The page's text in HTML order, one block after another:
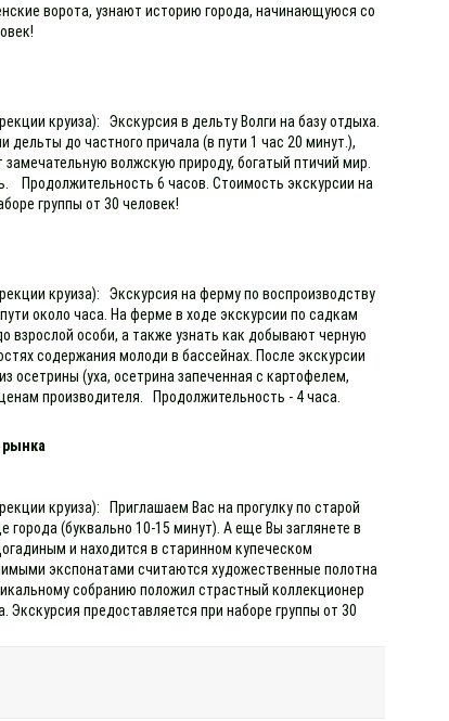
ворота, узнают историю города, начинающуюся со
круиза): Экскурсия в дельту Волги на базу отдыха.
до частного причала (в пути 1 час 20 минут.),
волжскую природу, богатый птичий мир.
Продолжительность 6 часов. Стоимость экскурсии на
группы от 30 человек!
круиза): Экскурсия на ферму по воспроизводству
около часа. На ферме в ходе экскурсии по садкам
взрослой особи, а также узнать как добывают черную
содержания молоди в бассейнах. После экскурсии
осетрины (уха, осетрина запеченная с картофелем,
производителя. Продолжительность - 4 часа.
рынка
круиза): Приглашаем Вас на прогулку по старой
(буквально 10-15 минут). А еще Вы заглянете в
и находится в старинном купеческом
экспонатами считаются художественные полотна
собранию положил страстный коллекционер
предоставляется при наборе группы от 30